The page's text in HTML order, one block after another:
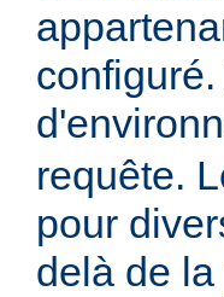
requête.
pour
delà de